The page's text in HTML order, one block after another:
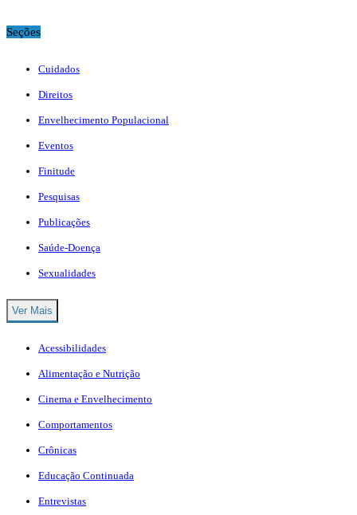
Seções
Cuidados
Direitos
Envelhecimento Populacional
Eventos
Finitude
Pesquisas
Publicações
Saúde-Doença
Sexualidades
Ver Mais
Acessibilidades
Alimentação e Nutrição
Cinema e Envelhecimento
Comportamentos
Crônicas
Educação Continuada
Entrevistas